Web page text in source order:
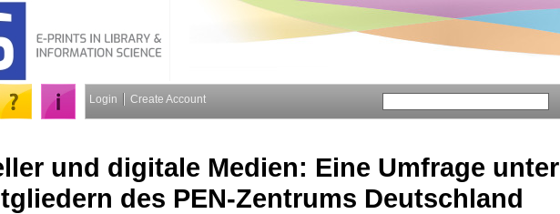
Login Create Account
und digitale Medien: Eine Umfrage unter
des PEN-Zentrums Deutschland